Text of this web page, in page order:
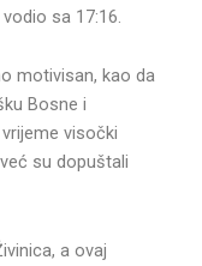
sa 17:16.
motivisan, kao da
Bosne i
visočki
su dopuštali
a ovaj